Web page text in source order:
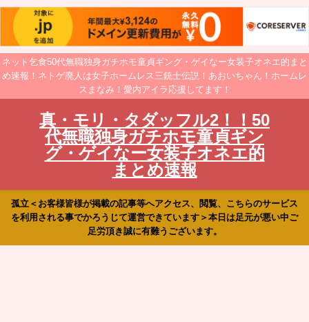
ネット乞食50代無職独身ガチホモ童貞ギング・ゲイなー女装子オネエ的まと
め速報！ネトゲ廃人は女子ホームレス三銃士伝説！あおいちゃん！ホームレ
スまなみ！愛内アイラ応援してます！
真・モリ・タダッフル2！！50
代無職独身ガチホモ童貞ギン
グ・ゲイなー女装子オネエ的
まとめ速報
孤立＜お客様皆様が掲載の記事等へアクセス、閲覧、こちらのサービス
を利用される事でかろうじて運営できています＞本日は足元が悪い中ご
足労頂き誠に有難うございます。